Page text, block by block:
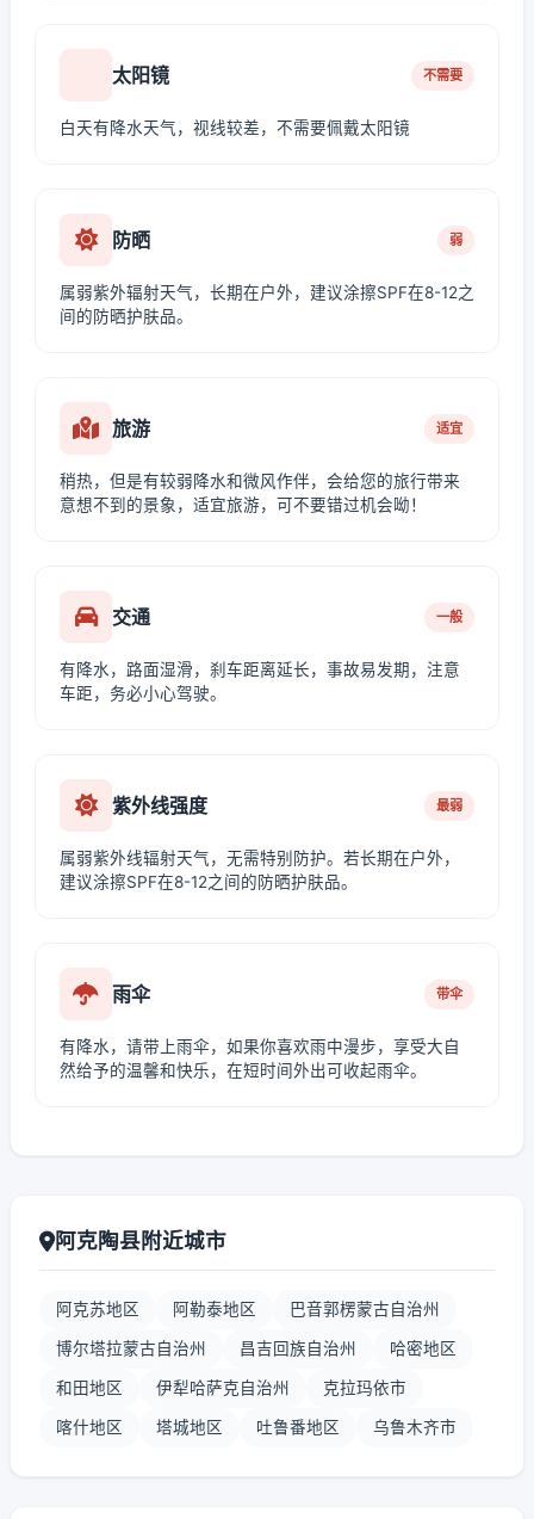
太阳镜 不需要
白天有降水天气，视线较差，不需要佩戴太阳镜
防晒 弱
属弱紫外辐射天气，长期在户外，建议涂擦SPF在8-12之
间的防晒护肤品。
旅游 适宜
稍热，但是有较弱降水和微风作伴，会给您的旅行带来
意想不到的景象，适宜旅游，可不要错过机会呦！
交通 一般
有降水，路面湿滑，刹车距离延长，事故易发期，注意
车距，务必小心驾驶。
紫外线强度 最弱
属弱紫外线辐射天气，无需特别防护。若长期在户外，
建议涂擦SPF在8-12之间的防晒护肤品。
雨伞 带伞
有降水，请带上雨伞，如果你喜欢雨中漫步，享受大自
然给予的温馨和快乐，在短时间外出可收起雨伞。
阿克陶县附近城市
阿克苏地区 阿勒泰地区 巴音郭楞蒙古自治州
博尔塔拉蒙古自治州 昌吉回族自治州 哈密地区
和田地区 伊犁哈萨克自治州 克拉玛依市
喀什地区 塔城地区 吐鲁番地区 乌鲁木齐市